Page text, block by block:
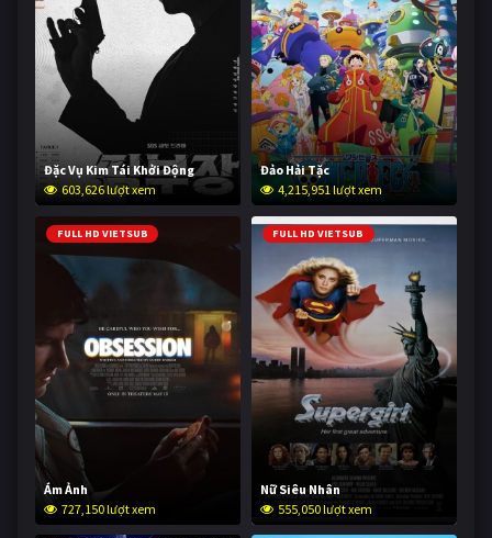
Đặc Vụ Kim Tái Khởi Động
603,626 lượt xem
Đảo Hải Tặc
4,215,951 lượt xem
FULL HD VIETSUB
Ám Ảnh
727,150 lượt xem
FULL HD VIETSUB
Nữ Siêu Nhân
555,050 lượt xem